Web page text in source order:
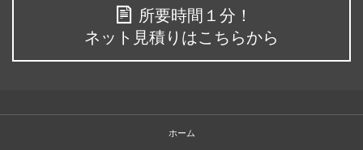
所要時間１分！
ネット見積りはこちらから
ホーム